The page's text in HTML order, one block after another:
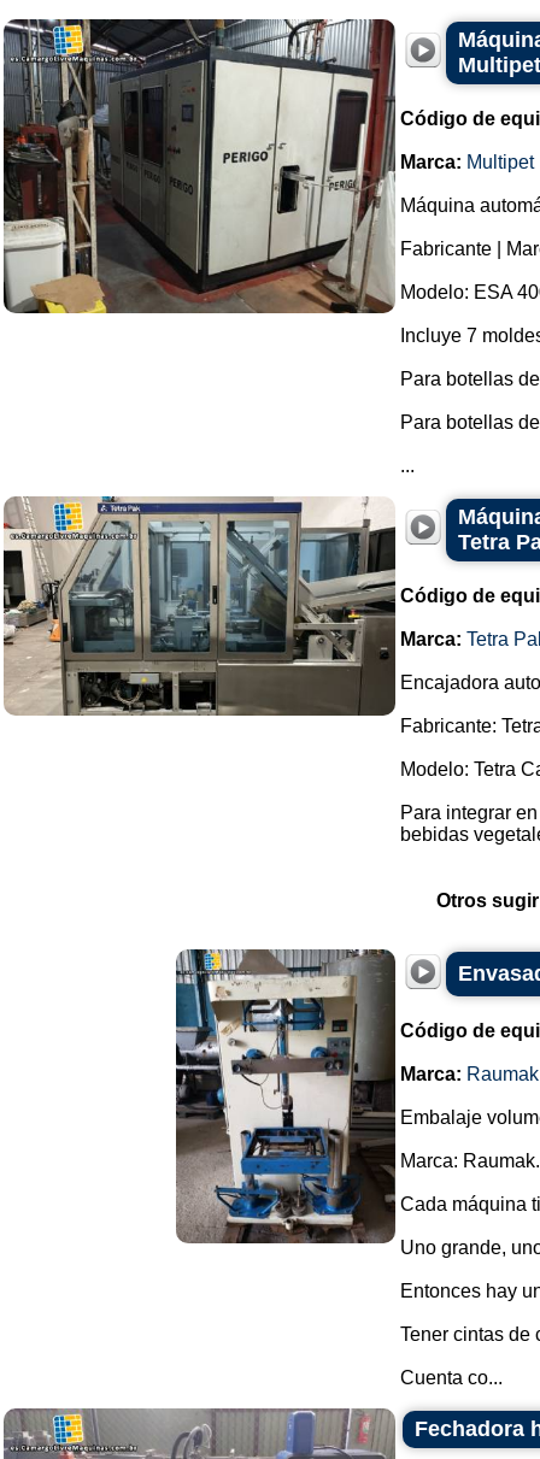
Multipet
Código de
Marca: Multipet
Máquina
Fabricante |
Modelo: ESA
Incluye 7
Para botellas
Para botellas
...
Tetra
Código de
Marca: Tetra
Encajadora
Fabricante:
Modelo: Tetra
Para integrar
bebidas
Otros
Código de
Marca: Raumak
Embalaje
Marca: Raumak.
Cada máquina
Uno grande,
Entonces hay
Tener cintas de
Cuenta co...
Fechadora